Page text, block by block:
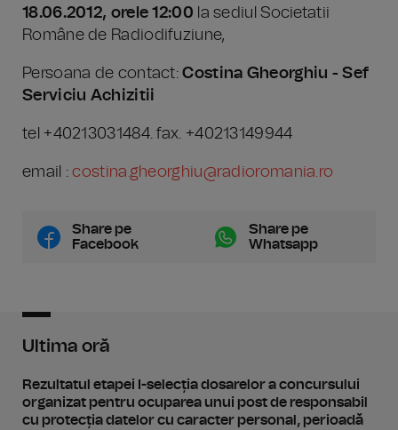
18.06.2012, orele 12:00 la sediul Societatii
Române de Radiodifuziune,
Persoana de contact:Costina Gheorghiu - Sef
Serviciu Achizitii
tel +40213031484. fax. +40213149944
email :costina.gheorghiu@radioromania.ro
Share pe
Facebook
Share pe
Whatsapp
Ultima oră
Rezultatul etapei I-selecția dosarelor a concursului
organizat pentru ocuparea unui post de responsabil
cu protecția datelor cu caracter personal, perioadă